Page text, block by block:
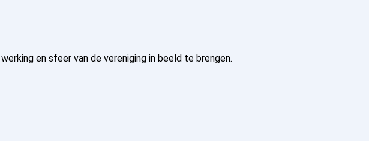
en sfeer van de vereniging in beeld te brengen.